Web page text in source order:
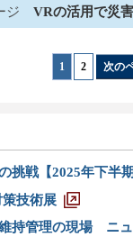
ジ VRの活用で災
1 2 次の
挑戦【2025年下半期
技術展
持管理の現場 ニュ